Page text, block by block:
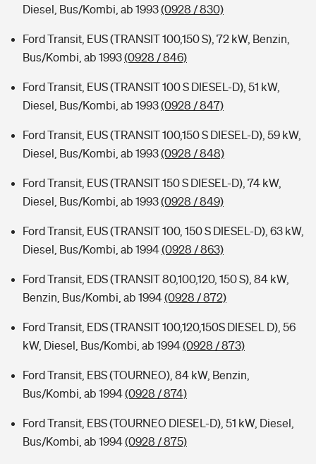
Diesel, Bus/Kombi, ab 1993(0928 / 830)
Ford Transit, EUS (TRANSIT 100,150 S), 72 kW, Benzin,
Bus/Kombi, ab 1993(0928 / 846)
Ford Transit, EUS (TRANSIT 100 S DIESEL-D), 51 kW,
Diesel, Bus/Kombi, ab 1993(0928 / 847)
Ford Transit, EUS (TRANSIT 100,150 S DIESEL-D), 59 kW,
Diesel, Bus/Kombi, ab 1993(0928 / 848)
Ford Transit, EUS (TRANSIT 150 S DIESEL-D), 74 kW,
Diesel, Bus/Kombi, ab 1993(0928 / 849)
Ford Transit, EUS (TRANSIT 100, 150 S DIESEL-D), 63 kW,
Diesel, Bus/Kombi, ab 1994(0928 / 863)
Ford Transit, EDS (TRANSIT 80,100,120, 150 S), 84 kW,
Benzin, Bus/Kombi, ab 1994(0928 / 872)
Ford Transit, EDS (TRANSIT 100,120,150S DIESEL D), 56
kW, Diesel, Bus/Kombi, ab 1994(0928 / 873)
Ford Transit, EBS (TOURNEO), 84 kW, Benzin,
Bus/Kombi, ab 1994(0928 / 874)
Ford Transit, EBS (TOURNEO DIESEL-D), 51 kW, Diesel,
Bus/Kombi, ab 1994(0928 / 875)